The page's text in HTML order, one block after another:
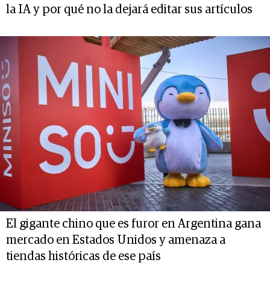
la IA y por qué no la dejará editar sus artículos
El gigante chino que es furor en Argentina gana
mercado en Estados Unidos y amenaza a
tiendas históricas de ese país